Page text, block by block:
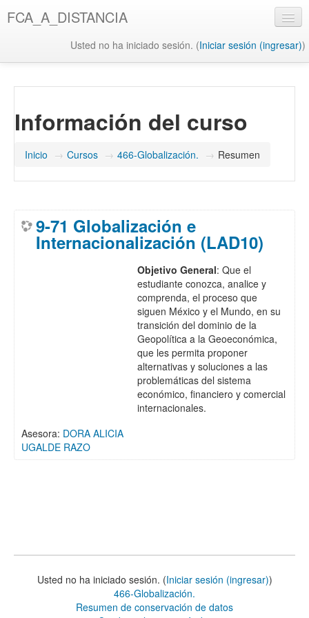
al
FCA_A_DISTANCIA
Usted no ha iniciado sesión. (Iniciar sesión (ingresar))
Biblioteca UAQ
FCA
Misión y Visión FCA
Biblioteca FCA
Información del curso
Inicio → Cursos → 466-Globalización. → Resumen
9-71 Globalización e
Internacionalización (LAD10)
Objetivo General: Que el
estudiante conozca, analice y
comprenda, el proceso que
siguen México y el Mundo, en su
transición del dominio de la
Geopolítica a la Geoeconómica,
que les permita proponer
alternativas y soluciones a las
problemáticas del sistema
económico, financiero y comercial
internacionales.
Asesora: DORA ALICIA
UGALDE RAZO
Usted no ha iniciado sesión. (Iniciar sesión (ingresar))
466-Globalización.
Resumen de conservación de datos